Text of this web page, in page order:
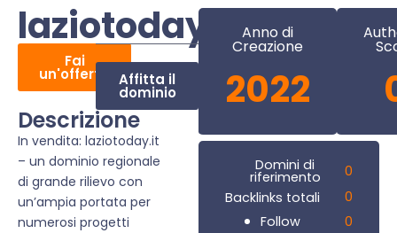
laziotoday.it
Fai
un'offerta Affitta il
dominio
Descrizione
In vendita: laziotoday.it
– un dominio regionale
di grande rilievo con
un’ampia portata per
numerosi progetti
Anno di
Creazione
2022
Domini di
riferimento
0
Backlinks totali
0
Follow
0